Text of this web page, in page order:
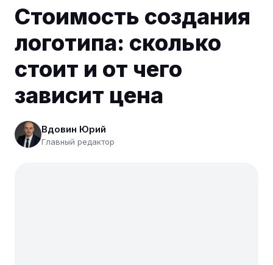
Стоимость создания
логотипа: сколько
стоит и от чего
зависит цена
Вдовин Юрий
Главный редактор